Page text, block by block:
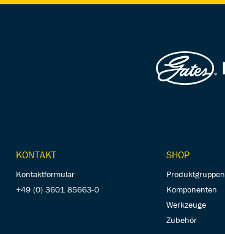
KONTAKT
Kontaktformular
+49 (0) 3601 85663-0
SHOP
Produktgruppen
Komponenten
Werkzeuge
Zubehör